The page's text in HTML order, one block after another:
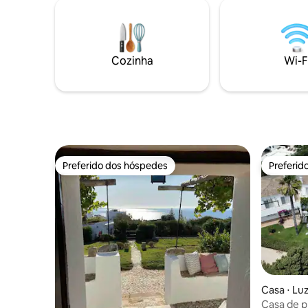
Centro Histórico. As praias ficam a 5
minutos a pé. O estacionamento na rua
ou a garagem subterrânea também
guarda-
de filtro.
cadeira
Aluguel
Cozinha Wi-
Preferido dos hóspedes
Preferido dos hóspedes
Casa ⋅ Luz
Casa de